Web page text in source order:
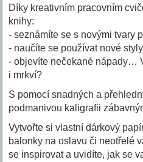
Díky kreativním pracovním
knihy:
- seznámíte se s novými tvary
- naučíte se používat nové styly
- objevíte nečekané nápady…
i mrkví?
S pomocí snadných a
podmanivou kaligrafii
Vytvořte si vlastní dárkový
balonky na oslavu či neotřelé
se inspirovat a uvidíte, jak se